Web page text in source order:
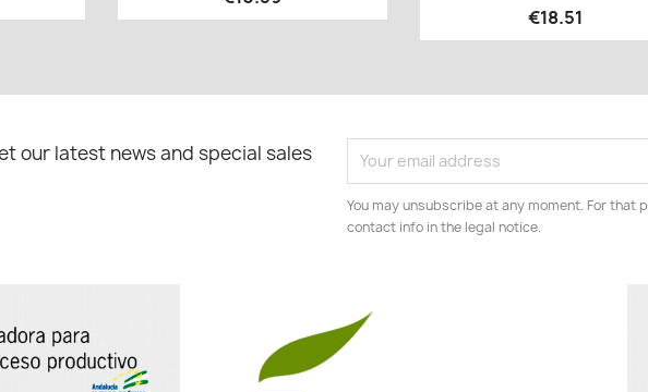
€18.51
our latest news and special sales
You may unsubscribe at any moment. For that
contact info in the legal notice.